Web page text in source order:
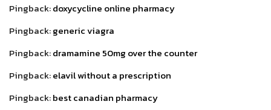
Pingback:doxycycline online pharmacy
Pingback:generic viagra
Pingback:dramamine 50mg over the counter
Pingback:elavil without a prescription
Pingback:best canadian pharmacy